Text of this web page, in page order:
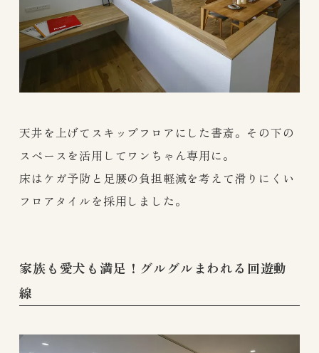
天井を上げてスキップフロアにした書斎。その下の
スペースを活用してワンちゃん専用に。
床はケガ予防と足腰の負担軽減を考えて滑りにくい
フロアタイルを採用しました。
家族も愛犬も満足！グルグルまわれる回遊動
線